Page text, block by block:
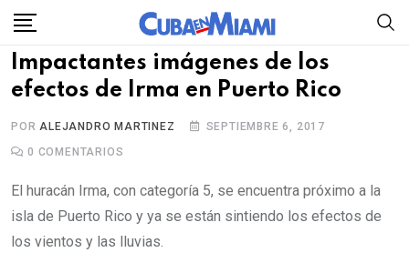
Skip
content
Impactantes imágenes de los
efectos de Irma en Puerto Rico
PORALEJANDRO MARTINEZ
SEPTIEMBRE 6, 2017
0 COMENTARIOS
El huracán Irma, con categoría 5, se encuentra próximo a la
isla de Puerto Rico y ya se están sintiendo los efectos de
los vientos y las lluvias.